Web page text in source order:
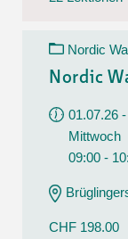
Nordic
Nordic
01.07.26
Mittwoch
09:00 -
CHF 198.00